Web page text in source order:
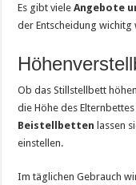
Es gibt vieleAngebote
der Entscheidung wichitg
Ob das Stillstellbett
die Höhe des
Beistellbetten lassen
einstellen.
Im täglichen Gebrauch